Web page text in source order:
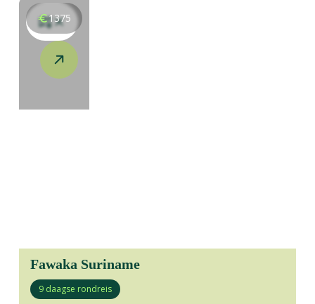
1375
Fawaka Suriname
9 daagse rondreis